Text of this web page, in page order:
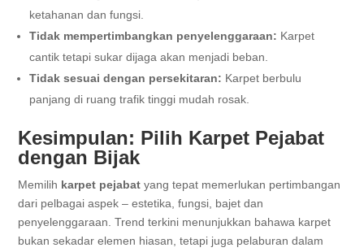
ketahanan dan fungsi.
Tidak mempertimbangkan penyelenggaraan: Karpet
cantik tetapi sukar dijaga akan menjadi beban.
Tidak sesuai dengan persekitaran: Karpet berbulu
panjang di ruang trafik tinggi mudah rosak.
Kesimpulan: Pilih Karpet Pejabat
dengan Bijak
Memilih karpet pejabat yang tepat memerlukan pertimbangan
dari pelbagai aspek – estetika, fungsi, bajet dan
penyelenggaraan. Trend terkini menunjukkan bahawa karpet
bukan sekadar elemen hiasan, tetapi juga pelaburan dalam